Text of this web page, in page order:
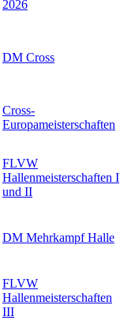
2026
DM Cross
Cross-
Europameisterschaften
FLVW
Hallenmeisterschaften I
und II
DM Mehrkampf Halle
FLVW
Hallenmeisterschaften
III